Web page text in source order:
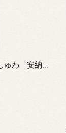
烏天狗しゅわしゅわ 安納芋 1.8L 芋焼酎 さつま無双 薩摩 鹿児島